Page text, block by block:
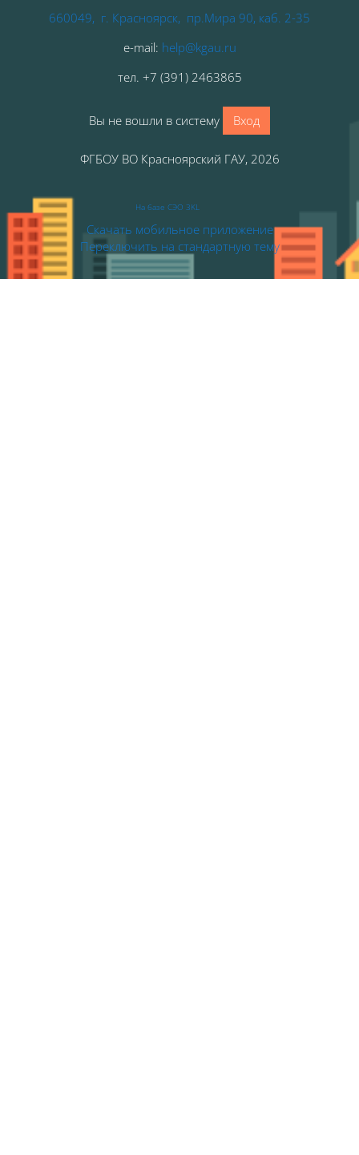
660049, г. Красноярск, пр.Мира 90, каб. 2-35
e-mail: help@kgau.ru
тел. +7 (391) 2463865
Вы не вошли в систему Вход
ФГБОУ ВО Красноярский ГАУ, 2026
На базе СЭО 3KL
Скачать мобильное приложение
Переключить на стандартную тему